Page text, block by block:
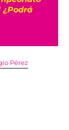
¿Podrá
Pérez